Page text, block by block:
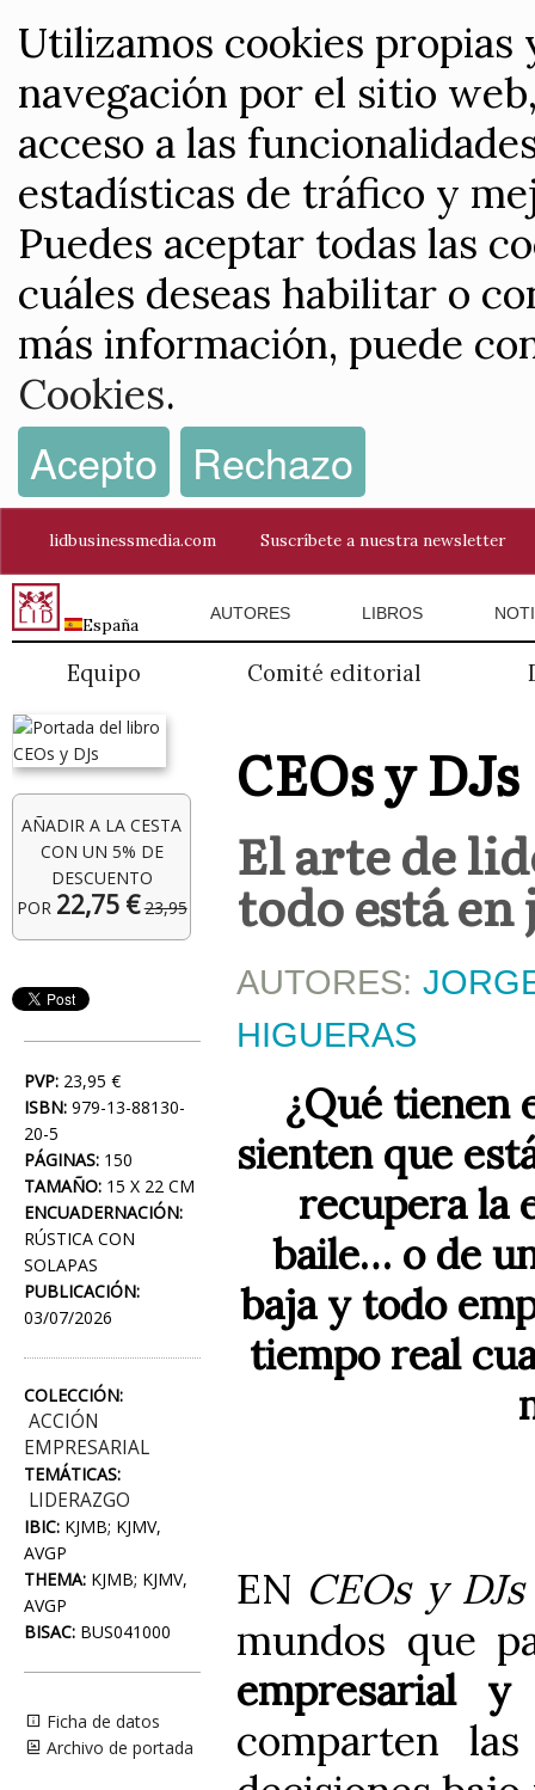
Utilizamos cookies
navegación por el sitio
acceso a las
estadísticas de tráfico y
Puedes aceptar todas las
cuáles deseas habilitar o
más información, puede
Cookies.
Acepto Rechazo
lidbusinessmedia.com Suscríbete a nuestra newsletter
España
AUTORES LIBROS
Equipo Comité editorial
AÑADIR A LA CESTA
CON UN 5% DE
DESCUENTO
POR 22,75 € 23,95
PVP: 23,95 €
ISBN: 979-13-88130-
20-5
PÁGINAS: 150
TAMAÑO: 15 X 22 CM
ENCUADERNACIÓN:
RÚSTICA CON
SOLAPAS
PUBLICACIÓN:
03/07/2026
COLECCIÓN:
ACCIÓN
EMPRESARIAL
TEMÁTICAS:
LIDERAZGO
IBIC: KJMB; KJMV,
AVGP
THEMA: KJMB; KJMV,
AVGP
BISAC: BUS041000
Ficha de datos
Archivo de portada
CEOs y DJs
El arte de
todo está en
AUTORES:
HIGUERAS
¿Qué tienen
sienten que
recupera la
baile… o de
baja y todo
tiempo real
EN CEOs y DJs
mundos que
empresarial
comparten